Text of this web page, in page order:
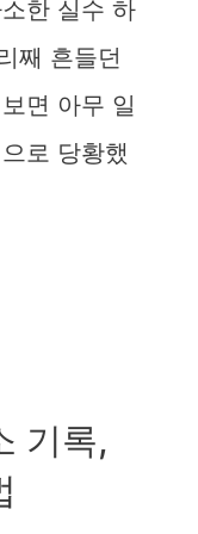
한 실수 하
째 흔들던
면 아무 일
로 당황했
기록,